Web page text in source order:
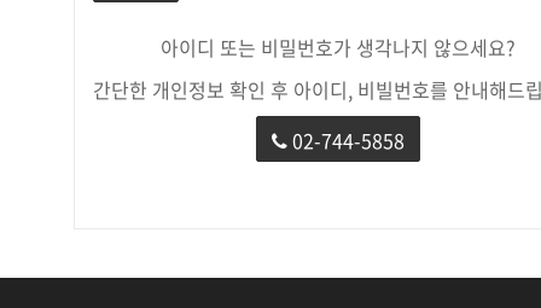
아이디 또는 비밀번호가 생각나지 않으세요?
간단한 개인정보 확인 후 아이디, 비빌번호를 안내해드
02-744-5858